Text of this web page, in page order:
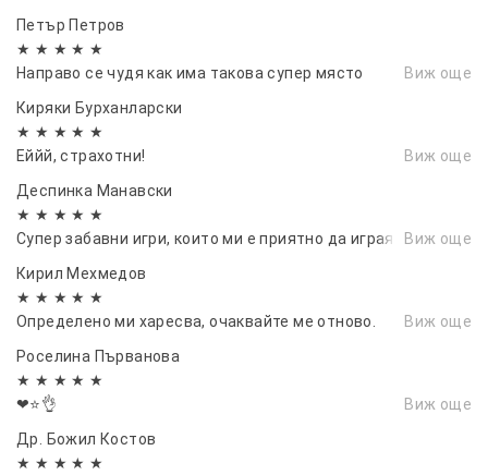
Петър Петров
★ ★ ★ ★ ★
Направо се чудя как има такова супер място
Виж още
Киряки Бурханларски
★ ★ ★ ★ ★
Еййй, страхотни!
Виж още
Деспинка Манавски
★ ★ ★ ★ ★
Супер забавни игри, които ми е приятно да играя с малкия
Виж още
Кирил Мехмедов
★ ★ ★ ★ ★
Определено ми харесва, очаквайте ме отново.
Виж още
Роселина Първанова
★ ★ ★ ★ ★
❤⭐👌
Виж още
Др. Божил Костов
★ ★ ★ ★ ★